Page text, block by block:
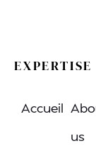
Accueil
us